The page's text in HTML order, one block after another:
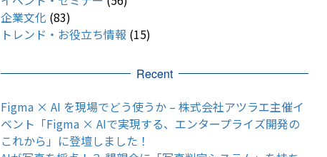
企業文化 (83)
トレンド・お役立ち情報 (15)
Recent
Figma × AI を現場でどう使うか – 株式会社アツラエ主催イ
ベント「Figma × AIで実現する、エンタープライズ開発の
これから」に登壇しました！